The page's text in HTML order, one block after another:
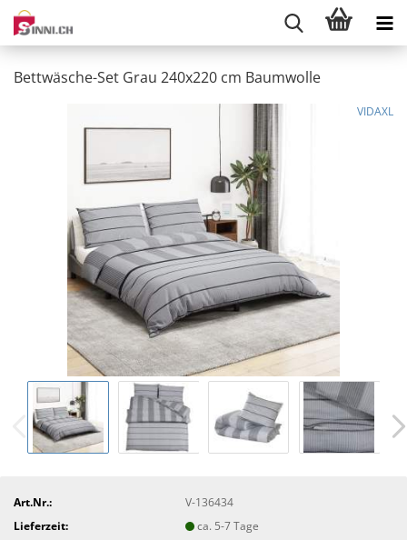
Bettwäsche-Set Grau 240x220 cm Baumwolle
VIDAXL
Art.Nr.:
V-136434
Lieferzeit:
ca. 5-7 Tage